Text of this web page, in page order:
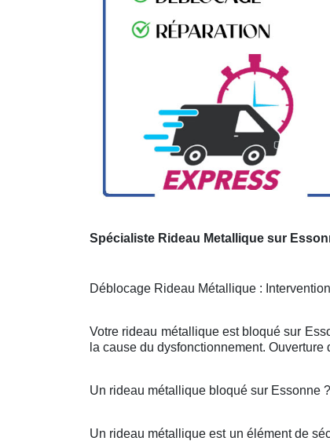
Spécialiste Rideau Metallique sur
Déblocage Rideau Métallique :
Votre rideau métallique est bloqué sur
la cause du dysfonctionnement.
Un rideau métallique bloqué sur Essonne
Un rideau métallique est un élément de